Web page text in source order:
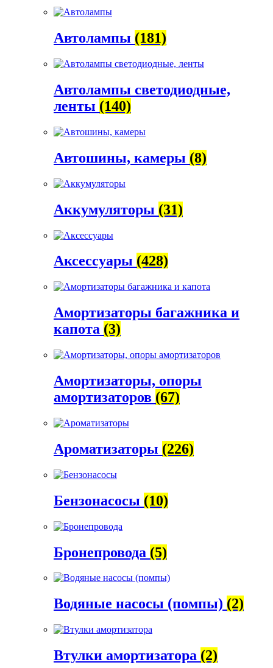
Автолампы (181)
Автолампы светодиодные,
ленты (140)
Автошины, камеры (8)
Аккумуляторы (31)
Аксессуары (428)
Амортизаторы багажника и
капота (3)
Амортизаторы, опоры
амортизаторов (67)
Ароматизаторы (226)
Бензонасосы (10)
Бронепровода (5)
Водяные насосы (помпы) (2)
Втулки амортизатора (2)